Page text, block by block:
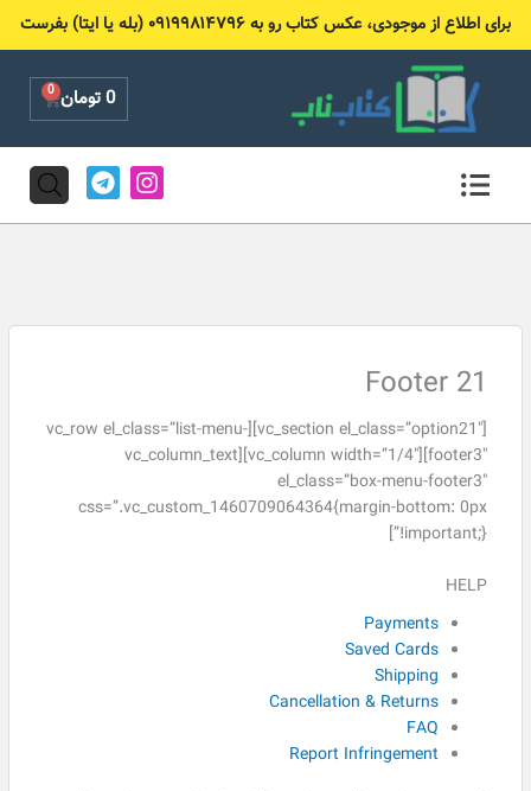
برای اطلاع از موجودی، عکس کتاب رو به ۰۹۱۹۹۸۱۴۷۹۶ (بله یا ایتا) بفرست
0تومان 0
Cart
I
n
s
r
T
e
l
a
Footer 21
[vc_section el_class=”option21″][vc_row el_class=”list-menu-
footer3″][vc_column width=”1/4″][vc_column_text
el_class=”box-menu-footer3″
css=”.vc_custom_1460709064364{margin-bottom: 0px
!important;}”]
HELP
Payments
Saved Cards
Shipping
Cancellation & Returns
FAQ
Report Infringement